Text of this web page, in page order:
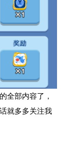
全部内容了，
就多多关注我